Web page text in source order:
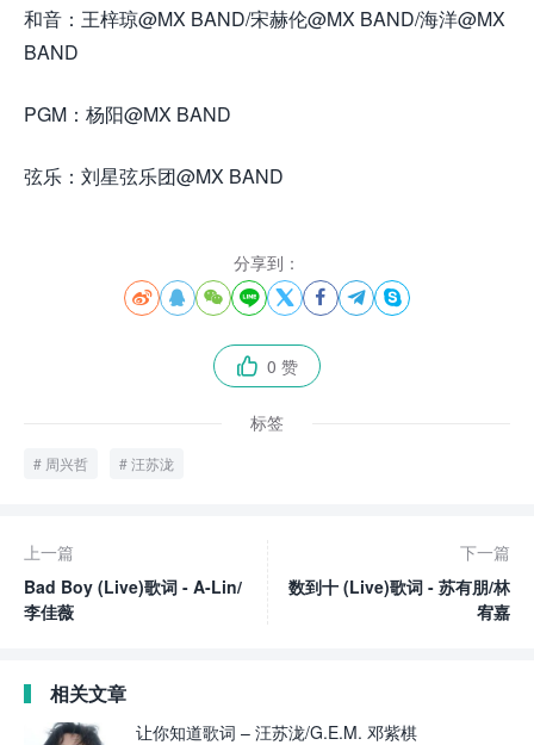
和音：王梓琼@MX BAND/宋赫伦@MX BAND/海洋@MX
BAND
PGM：杨阳@MX BAND
弦乐：刘星弦乐团@MX BAND
分享到：
       
 0 赞
标签
周兴哲 汪苏泷
上一篇
Bad Boy (Live)歌词 - A-Lin/
李佳薇
下一篇
数到十 (Live)歌词 - 苏有朋/林
宥嘉
相关文章
让你知道歌词 – 汪苏泷/G.E.M. 邓紫棋